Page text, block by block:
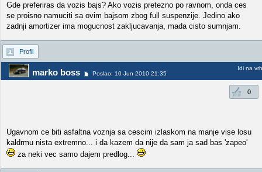
Gde preferiras da vozis bajs? Ako vozis pretezno po ravnom, onda ces
se proisno namuciti sa ovim bajsom zbog full suspenzije. Jedino ako
zadnji amortizer ima mogucnost zakljucavanja, mada cisto sumnjam.
Profil
marko boss Poslao: 10 Jun 2010 21:35
Idi na vrh
0
Ugavnom ce biti asfaltna voznja sa cescim izlaskom na manje vise losu
kaldrmu nista extremno... i da kazem da nije da sam ja sad bas 'zapeo'
za neki vec samo dajem predlog...